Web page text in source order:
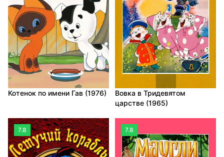
Котенок по имени Гав (1976)
Вовка в Тридевятом
царстве (1965)
7.8 7.8